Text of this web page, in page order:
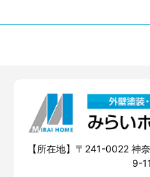
【所在地】〒241-0022 神
9-11